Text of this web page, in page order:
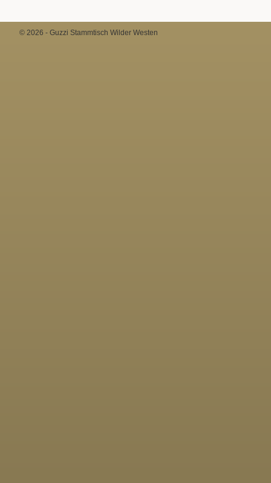
© 2026 - Guzzi Stammtisch Wilder Westen